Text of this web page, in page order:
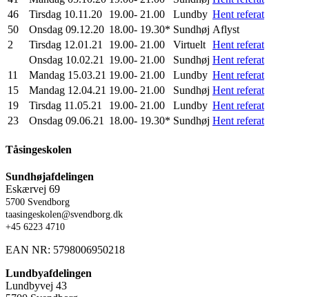
46
Tirsdag 10.11.20 19.00- 21.00 Lundby Hent referat
50
Onsdag 09.12.20 18.00- 19.30* Sundhøj Aflyst
2
Tirsdag 12.01.21 19.00- 21.00 Virtuelt Hent referat
Onsdag 10.02.21
19.00- 21.00 Sundhøj Hent referat
11
Mandag 15.03.21 19.00- 21.00 Lundby Hent referat
15
Mandag 12.04.21 19.00- 21.00 Sundhøj Hent referat
19
Tirsdag 11.05.21 19.00- 21.00 Lundby Hent referat
23
Onsdag 09.06.21 18.00- 19.30* Sundhøj Hent referat
Tåsingeskolen
Sundhøjafdelingen
Eskærvej 69
5700 Svendborg
taasingeskolen@svendborg.dk
+45 6223 4710
EAN NR: 5798006950218
Lundbyafdelingen
Lundbyvej 43